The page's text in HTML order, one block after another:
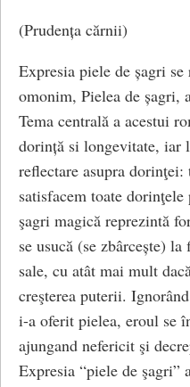
(Prudența cărnii)
Expresia piele de șagri se
omonim, Pielea de șagri,
Tema centrală a acestui
dorință si longevitate, iar
reflectare asupra dorinţei:
satisfacem toate
şagri magică reprezintă
se usucă (se zbârcește)
sale, cu atât mai mult
creşterea puterii.
i-a oferit pielea, eroul se
ajungand nefericit şi
Expresia “piele de